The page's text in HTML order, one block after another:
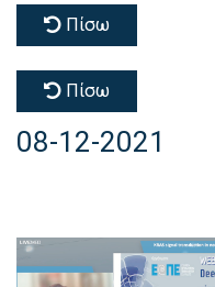
Πίσω
Πίσω
08-12-2021